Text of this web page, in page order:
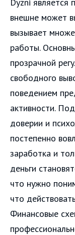
внешне может
вызывает
работы.
прозрачной
свободного
поведением
активности.
доверии и
постепенно
заработка и
деньги
что нужно
что
Финансовые